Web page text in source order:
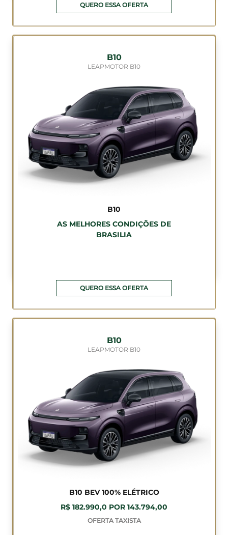
QUERO ESSA OFERTA
B10
LEAPMOTOR B10
B10
AS MELHORES CONDIÇÕES DE
BRASILIA
QUERO ESSA OFERTA
B10
LEAPMOTOR B10
B10 BEV 100% ELÉTRICO
R$ 182.990,0 POR 143.794,00
OFERTA TAXISTA